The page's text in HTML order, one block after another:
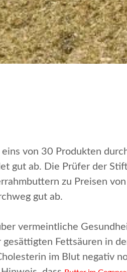
von 30 Produkten
gut ab. Die Prüfer der
zu Preisen
gut ab.
vermeintliche
gesättigten Fett­säuren in
im Blut negativ